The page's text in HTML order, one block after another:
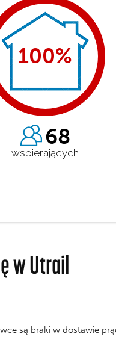
100%
68
wspierających
w Utrail
są braki w dostawie